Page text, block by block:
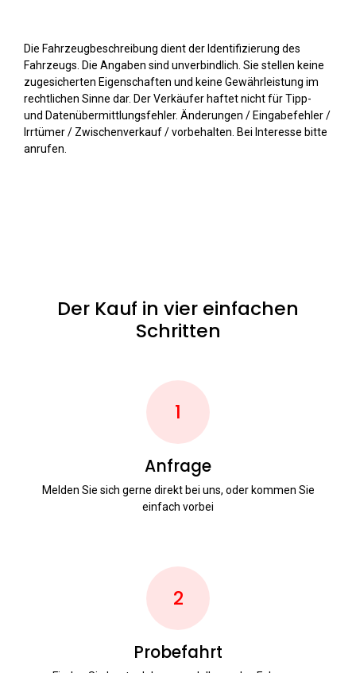
Die Fahrzeugbeschreibung dient der Identifizierung des
Fahrzeugs. Die Angaben sind unverbindlich. Sie stellen keine
zugesicherten Eigenschaften und keine Gewährleistung im
rechtlichen Sinne dar. Der Verkäufer haftet nicht für Tipp-
und Datenübermittlungsfehler. Änderungen / Eingabefehler /
Irrtümer / Zwischenverkauf / vorbehalten. Bei Interesse bitte
anrufen.
Der Kauf in vier einfachen
Schritten
1
Anfrage
Melden Sie sich gerne direkt bei uns, oder kommen Sie
einfach vorbei
2
Probefahrt